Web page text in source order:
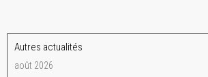
Autres actualités
août 2026